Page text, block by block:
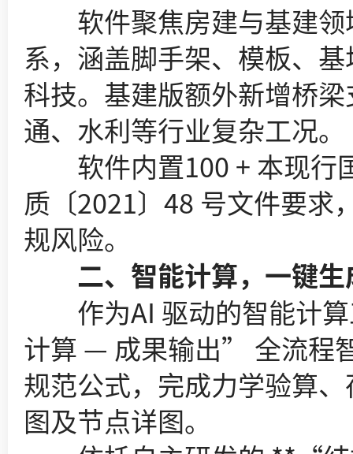
软件聚焦房建与基建领
系，涵盖脚手架、模板、
科技。基建版额外新增桥
通、水利等行业复杂工况。
软件内置100 + 本现行
质〔2021〕48 号文件要求
规风险。
二、智能计算，一键生
作为AI 驱动的智能计算
计算 — 成果输出” 全流程
规范公式，完成力学验算
图及节点详图。